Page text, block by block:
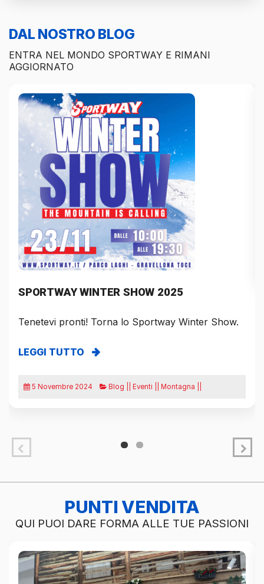
DAL NOSTRO BLOG
ENTRA NEL MONDO SPORTWAY E RIMANI
AGGIORNATO
SPORTWAY WINTER SHOW 2025
Tenetevi pronti! Torna lo Sportway Winter Show.
LEGGI TUTTO
5 Novembre 2024 Blog || Eventi || Montagna ||
PUNTI VENDITA
QUI PUOI DARE FORMA ALLE TUE PASSIONI